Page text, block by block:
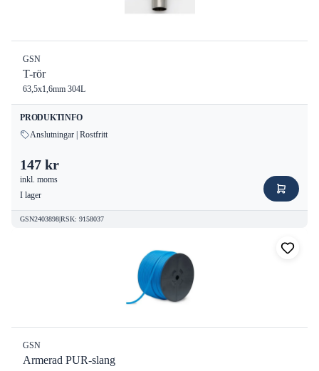
GSN
T-rör
63,5x1,6mm 304L
PRODUKTINFO
Anslutningar | Rostfritt
147 kr
inkl. moms
I lager
GSN2403898|RSK: 9158037
GSN
Armerad PUR-slang